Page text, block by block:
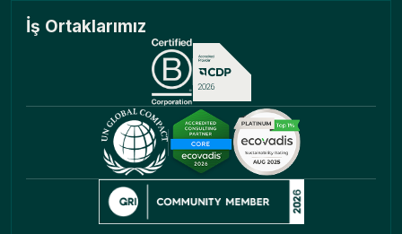
İş Ortaklarımız